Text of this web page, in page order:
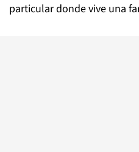
particular donde vive una